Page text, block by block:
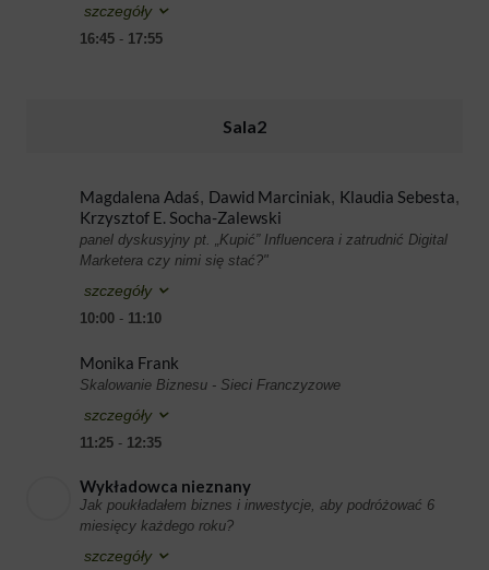
szczegóły
16:45- 17:55
Sala2
Magdalena Adaś, Dawid Marciniak, Klaudia Sebesta,
Krzysztof E. Socha-Zalewski
panel dyskusyjny pt. „Kupić” Influencera i zatrudnić Digital
Marketera czy nimi się stać?"
szczegóły
10:00- 11:10
Monika Frank
Skalowanie Biznesu - Sieci Franczyzowe
szczegóły
11:25- 12:35
Wykładowca nieznany
Jak poukładałem biznes i inwestycje, aby podróżować 6
miesięcy każdego roku?
szczegóły